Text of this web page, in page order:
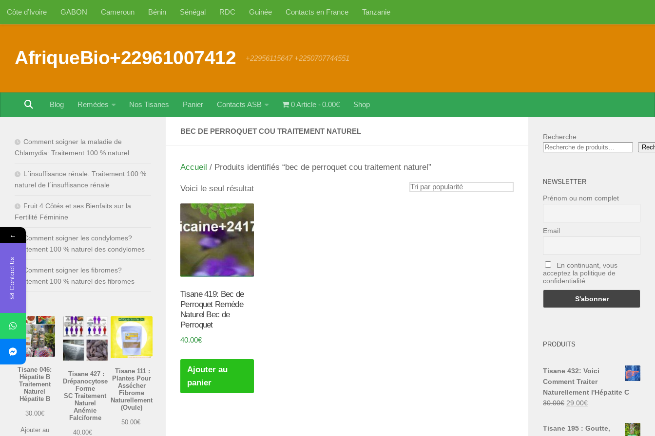
Au dessous du contenu
Côte d’Ivoire GABON Cameroun Bénin Sénégal RDC Guinée Contacts en France Tanzanie
AfriqueBio+22961007412 +22956115647 +2250707744551
Blog Remèdes Nos Tisanes Panier Contacts ASB 0 Article 0.00€ Shop
BEC DE PERROQUET COU TRAITEMENT NATUREL
Accueil / Produits identifiés “bec de perroquet cou traitement naturel”
Voici le seul résultat
Tisane 419: Bec de
Perroquet Remède
Naturel Bec de
Perroquet
40.00€
Ajouter au
panier
Comment soigner la maladie de
Chlamydia: Traitement 100 % naturel
L´insuffisance rénale: Traitement 100 %
naturel de l´insuffisance rénale
Fruit 4 Côtés et ses Bienfaits sur la
Fertilité Féminine
Comment soigner les condylomes?
Traitement 100 % naturel des condylomes
Comment soigner les fibromes?
Traitement 100 % naturel des fibromes
Tisane 046:
Hépatite B
Traitement
Naturel
Hépatite B
30.00€
Ajouter au
Tisane 427 :
Drépanocytose
Forme
SC Traitement
Naturel
Anémie
Falciforme
40.00€
Tisane 111 :
Plantes Pour
Assécher
Fibrome
Naturellement
(Ovule)
50.00€
Recherche
NEWSLETTER
Prénom ou nom complet
Email
En continuant, vous
acceptez la politique de
confidentialité
PRODUITS
Tisane 432: Voici
Comment Traiter
Naturellement l'Hépatite C
30.00€ Le
29.00€Le
Tisane 195 : Goutte,
←
Contact Us